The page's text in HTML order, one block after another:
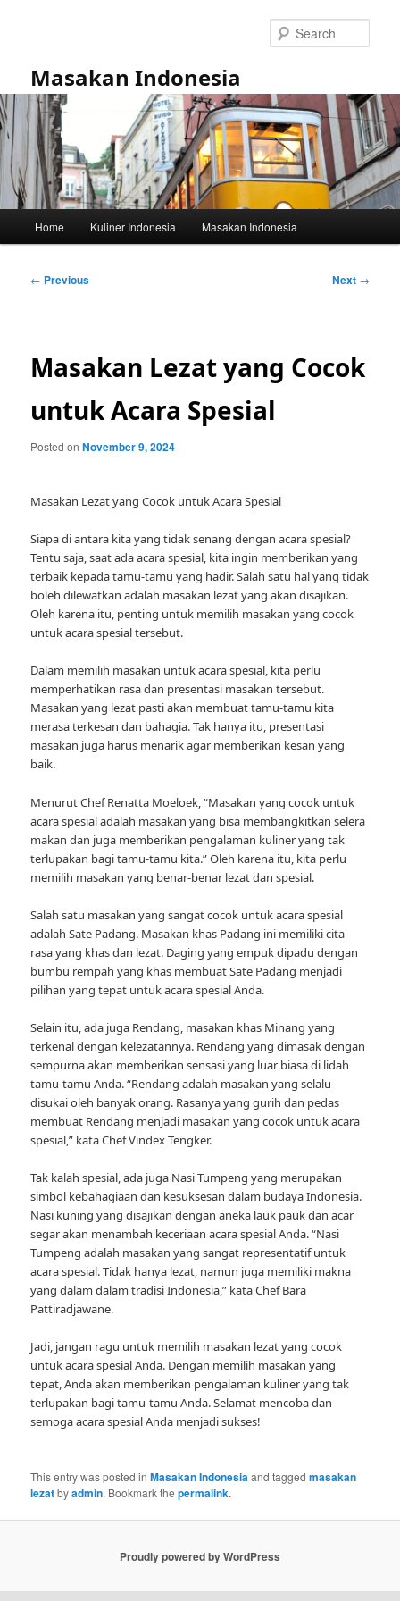
Masakan Indonesia
Home Kuliner Indonesia Masakan Indonesia
Post
← Previous Next →
Masakan Lezat yang Cocok
untuk Acara Spesial
Posted onNovember 9, 2024
Masakan Lezat yang Cocok untuk Acara Spesial
Siapa di antara kita yang tidak senang dengan acara spesial?
Tentu saja, saat ada acara spesial, kita ingin memberikan yang
terbaik kepada tamu-tamu yang hadir. Salah satu hal yang tidak
boleh dilewatkan adalah masakan lezat yang akan disajikan.
Oleh karena itu, penting untuk memilih masakan yang cocok
untuk acara spesial tersebut.
Dalam memilih masakan untuk acara spesial, kita perlu
memperhatikan rasa dan presentasi masakan tersebut.
Masakan yang lezat pasti akan membuat tamu-tamu kita
merasa terkesan dan bahagia. Tak hanya itu, presentasi
masakan juga harus menarik agar memberikan kesan yang
baik.
Menurut Chef Renatta Moeloek, “Masakan yang cocok untuk
acara spesial adalah masakan yang bisa membangkitkan selera
makan dan juga memberikan pengalaman kuliner yang tak
terlupakan bagi tamu-tamu kita.” Oleh karena itu, kita perlu
memilih masakan yang benar-benar lezat dan spesial.
Salah satu masakan yang sangat cocok untuk acara spesial
adalah Sate Padang. Masakan khas Padang ini memiliki cita
rasa yang khas dan lezat. Daging yang empuk dipadu dengan
bumbu rempah yang khas membuat Sate Padang menjadi
pilihan yang tepat untuk acara spesial Anda.
Selain itu, ada juga Rendang, masakan khas Minang yang
terkenal dengan kelezatannya. Rendang yang dimasak dengan
sempurna akan memberikan sensasi yang luar biasa di lidah
tamu-tamu Anda. “Rendang adalah masakan yang selalu
disukai oleh banyak orang. Rasanya yang gurih dan pedas
membuat Rendang menjadi masakan yang cocok untuk acara
spesial,” kata Chef Vindex Tengker.
Tak kalah spesial, ada juga Nasi Tumpeng yang merupakan
simbol kebahagiaan dan kesuksesan dalam budaya Indonesia.
Nasi kuning yang disajikan dengan aneka lauk pauk dan acar
segar akan menambah keceriaan acara spesial Anda. “Nasi
Tumpeng adalah masakan yang sangat representatif untuk
acara spesial. Tidak hanya lezat, namun juga memiliki makna
yang dalam dalam tradisi Indonesia,” kata Chef Bara
Pattiradjawane.
Jadi, jangan ragu untuk memilih masakan lezat yang cocok
untuk acara spesial Anda. Dengan memilih masakan yang
tepat, Anda akan memberikan pengalaman kuliner yang tak
terlupakan bagi tamu-tamu Anda. Selamat mencoba dan
semoga acara spesial Anda menjadi sukses!
This entry was posted inMasakan Indonesiaand taggedmasakan
lezatbyadmin. Bookmark thepermalink.
Proudly powered by WordPress